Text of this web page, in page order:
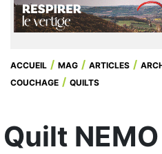
ACCUEIL MAG ARTICLES
COUCHAGE
QUILTS
Quilt